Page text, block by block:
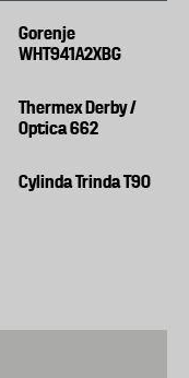
Gorenje
WHT941A2XBG
Thermex Derby /
Optica 662
Cylinda Trinda T90